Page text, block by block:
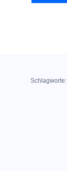
Schlagworte: